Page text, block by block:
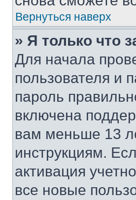
Вернуться наверх
» Я только что
Для начала
пользователя и
пароль
включена
вам меньше 13
инструкциям.
активация
все новые